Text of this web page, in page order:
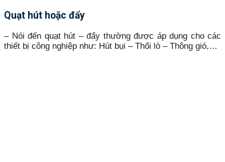
Quạt hút hoặc đẩy
– Nói đến quạt hút – đẩy thường được áp dụng cho các
thiết bị công nghiệp như: Hút bụi – Thổi lò – Thông gió,…